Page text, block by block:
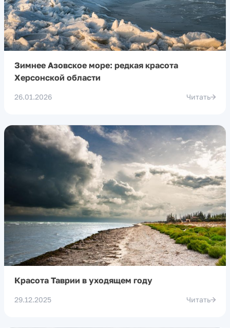
Зимнее Азовское море: редкая красота
Херсонской области
26.01.2026 Читать
Красота Таврии в уходящем году
29.12.2025 Читать